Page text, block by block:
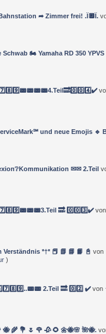
➦ Zimmer frei! .Ï🔲Ï.
🏍️ Yamaha RD 350
und neue Emojis 🔹
✉✉ 2.Teil
🔜 0️⃣0️⃣3️⃣✔️
*†* 📕 📗 📘 📙 📓von
)
2.Teil 🔜 0️⃣2️⃣ ✔️von
🌾 💐 🌷 🌹 🥀 🌻 🌼🐝🌸 🌺🐝.